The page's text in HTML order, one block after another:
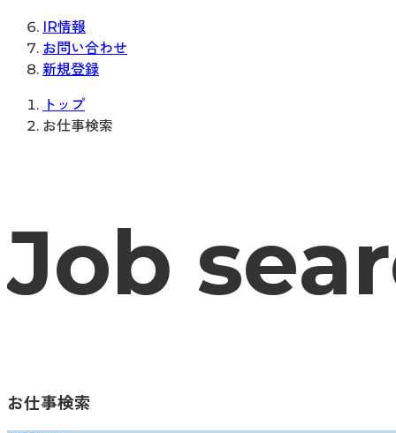
IR情報
お問い合わせ
新規登録
トップ
お仕事検索
Job
お仕事検索